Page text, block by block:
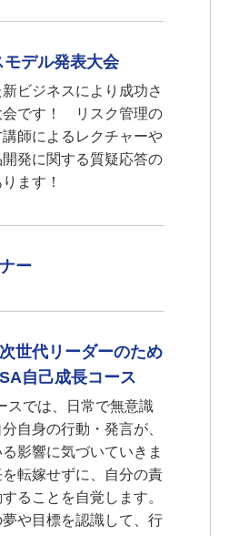
デル発表大会
ビジネスにより成功さ
会です！ リスク管理の
師によるレクチャーや
発に関する質疑応答の
ます！
ー
世代リーダーのため
自己成長コース
スでは、日常で無意識
自身の行動・発言が、
影響に気づいていきま
転嫁せずに、自分の責
ることを自覚します。
や目標を認識して、行